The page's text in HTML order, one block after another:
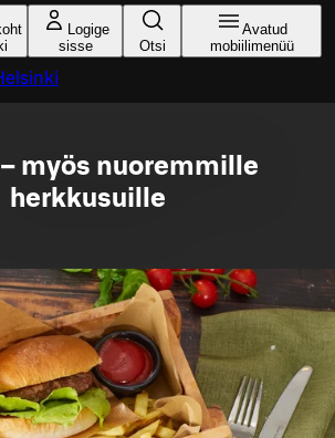
Logige
sisse
Otsi
Avatud
mobiilimenüü
myös nuoremmille
herkkusuille